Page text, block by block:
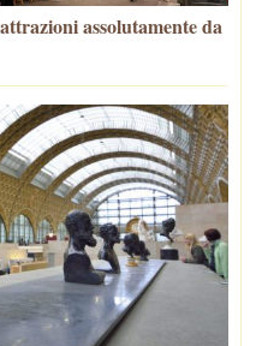
assolutamente da